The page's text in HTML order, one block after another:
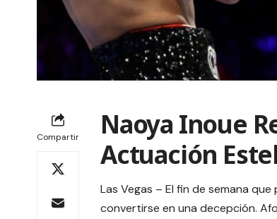
Compartir
Naoya Inoue
Actuación
Las Vegas – El fin de semana
convertirse en una decepción.